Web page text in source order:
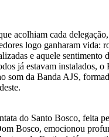
acolhiam cada
logo ganharam vida:
e aquele sentimento
já estavam instalados, o
som da Banda AJS,
do Santo Bosco, feita
Bosco, emocionou